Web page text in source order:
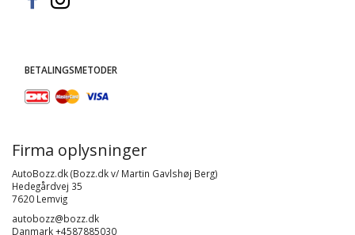
BETALINGSMETODER
Firma oplysninger
AutoBozz.dk (Bozz.dk v/ Martin Gavlshøj Berg)
Hedegårdvej 35
7620 Lemvig
autobozz@bozz.dk
Danmark +4587885030